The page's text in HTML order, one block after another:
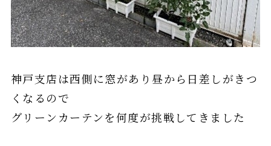
神戸支店は西側に窓があり昼から日差しがきつ
くなるので
グリーンカーテンを何度が挑戦してきました